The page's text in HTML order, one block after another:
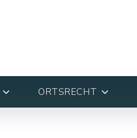
ORTSRECHT